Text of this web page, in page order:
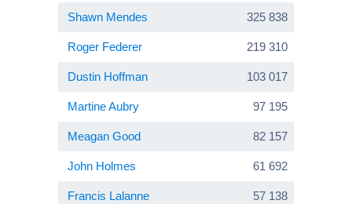
Shawn Mendes 325 838
Roger Federer 219 310
Dustin Hoffman 103 017
Martine Aubry 97 195
Meagan Good 82 157
John Holmes 61 692
Francis Lalanne 57 138